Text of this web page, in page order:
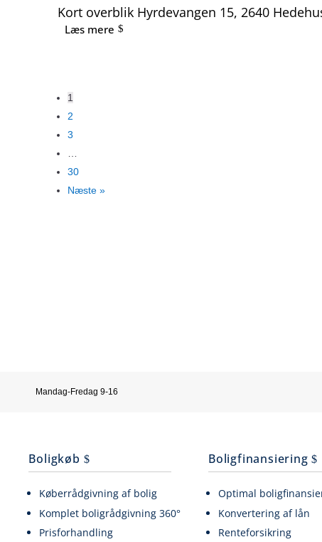
Kort overblik Hyrdevangen 15, 2640
Læs mere
1
2
3
30
Næste »
Mandag-Fredag 9-16
Boligkøb
Køberrådgivning af bolig
Komplet boligrådgivning 360°
Prisforhandling
Boligfinansiering
Optimal
Konvertering af lån
Renteforsikring